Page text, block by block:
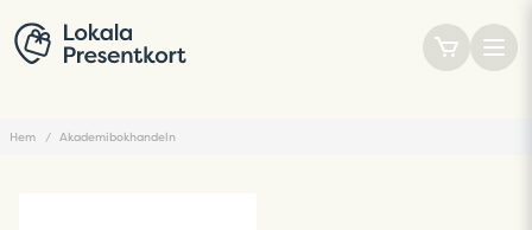
Hem Akademibokhandeln